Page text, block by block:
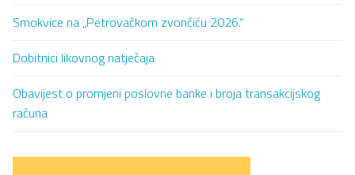
Smokvice na „Petrovačkom zvončiću 2026.”
Dobitnici likovnog natječaja
Obavijest o promjeni poslovne banke i broja transakcijskog
računa